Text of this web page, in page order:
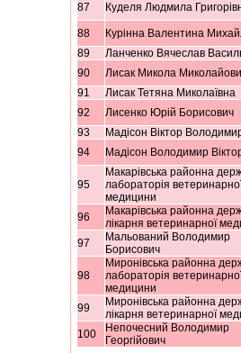
87 Куделя Людмила
88
Курінна Валентина
89
Ланченко Вячеслав
90
Лисак Микола
91
Лисак Тетяна Миколаївна
92
Лисенко Юрій Борисович
93
Мадісон Віктор
94
Мадісон Володимир
95
Макарівська районна
лабораторія
медицини
96
Макарівська районна
лікарня ветеринарної
97
Мальований Володимир
Борисович
98
Миронівська районна
лабораторія
медицини
99
Миронівська районна
лікарня ветеринарної
100
Непочесний Володимир
Георгійович